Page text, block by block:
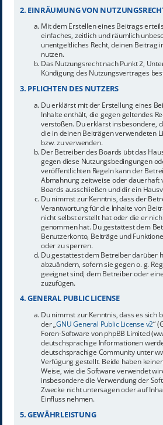
2. EINRÄUMUNG VON
Mit dem Erstellen eines Beitrags
einfaches, zeitlich und räumlich
unentgeltliches Recht, deinen Beitrag
nutzen.
Das Nutzungsrecht nach Punkt 2,
Kündigung des Nutzungsvertrages
3. PFLICHTEN DES NUTZERS
Du erklärst mit der Erstellung eines
Inhalte enthält, die gegen geltendes
verstoßen. Du erklärst insbesondere,
die in deinen Beiträgen verwendeten
bzw. zu verwenden.
Der Betreiber des Boards übt das
gegen diese Nutzungsbedingungen
veröffentlichten Regeln kann der
Abmahnung zeitweise oder dauerhaft
Boards ausschließen und dir ein
Du nimmst zur Kenntnis, dass der
Verantwortung für die Inhalte von
nicht selbst erstellt hat oder die er
genommen hat. Du gestattest dem
Benutzerkonto, Beiträge und
oder zu sperren.
Du gestattest dem Betreiber darüber
abzuändern, sofern sie gegen o. g.
geeignet sind, dem Betreiber oder
zuzufügen.
4. GENERAL PUBLIC LICENSE
Du nimmst zur Kenntnis, dass es sich
der „GNU General Public License v2“
Foren-Software von phpBB Limited
deutschsprachige Informationen
deutschsprachige Community unter
Verfügung gestellt. Beide haben
Weise, wie die Software verwendet
insbesondere die Verwendung der
Zwecke nicht untersagen oder auf
Einfluss nehmen.
5. GEWÄHRLEISTUNG